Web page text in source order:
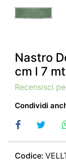
Nastro
cm l 7 mt
Recensisci
Condividi
Codice: